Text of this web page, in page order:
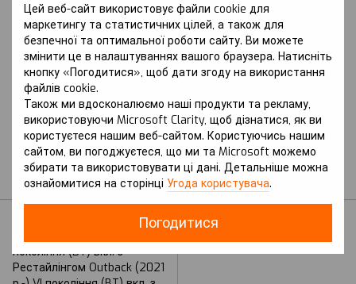
Цей веб-сайт використовує файли cookie для
маркетингу та статистичних цілей, а також для
безпечної та оптимальної роботи сайту. Ви можете
змінити це в налаштуваннях вашого браузера. Натисніть
кнопку «Погодитися», щоб дати згоду на використання
файлів cookie.
Також ми вдосконалюємо наші продукти та рекламу,
використовуючи Microsoft Clarity, щоб дізнатися, як ви
користуєтеся нашим веб-сайтом. Користуючись нашим
сайтом, ви погоджуєтеся, що ми та Microsoft можемо
збирати та використовувати ці дані. Детальніше можна
ознайомитися на сторінці Угода користувача.
Погодитися
Артикул: Outback (2012-2014 р.) IV
покоління (BR) Рестайлінг
SUBARU
Захист на Subaru
Outback (2012-2014 р.) IV
покоління (BR)
Рестайлінг
В наявності
Артикул: Outback (2014-2021 р.) V
покоління (BS) вкл. з
Рестайлінгом
Захист на Subaru
Outback (2014-2021 р.) V
покоління (BS) вкл. з
Рестайлінгом
В наявності